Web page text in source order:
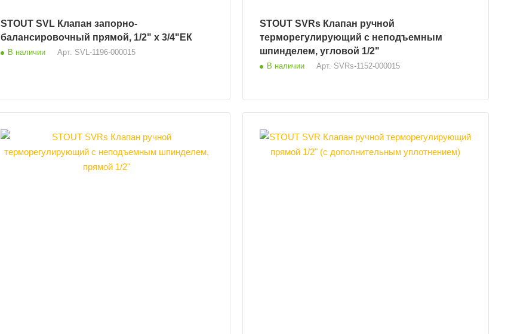
STOUT SVL Клапан запорно-
балансировочный прямой, 1/2" х 3/4"ЕК
В наличии Арт. SVL-1196-000015
STOUT SVRs Клапан ручной
терморегулирующий с неподъемным
шпинделем, угловой 1/2"
В наличии Арт. SVRs-1152-000015